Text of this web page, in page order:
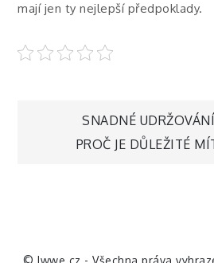
mají jen ty nejlepší předpoklady.
Navigace
SNADNÉ
PROČ JE DŮLEŽITÉ
© Iwwe.cz - Všechna práva